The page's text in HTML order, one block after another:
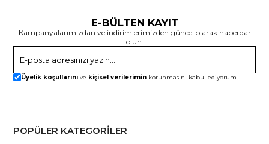
E-BÜLTEN KAYIT
Kampanyalarımızdan ve indirimlerimizden güncel olarak haberdar
olun.
Üyelik koşullarını ve kişisel verilerimin korunmasını kabul ediyorum.
POPÜLER KATEGORİLER